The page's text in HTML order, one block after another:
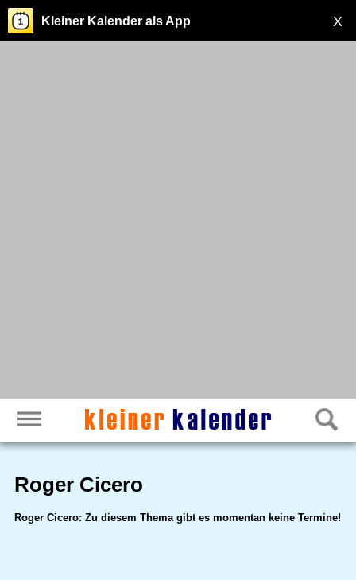
X
Kleiner Kalender als App
Roger Cicero
Roger Cicero: Zu diesem Thema gibt es momentan keine Termine!